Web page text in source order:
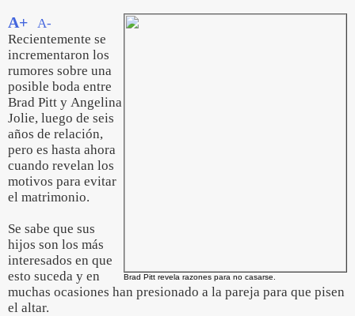
Brad Pitt revela razones para no casarse.
A+
A-
Recientemente se
incrementaron los
rumores sobre una
posible boda entre
Brad Pitt y Angelina
Jolie, luego de seis
años de relación,
pero es hasta ahora
cuando revelan los
motivos para evitar
el matrimonio.
Se sabe que sus
hijos son los más
interesados en que
esto suceda y en
muchas ocasiones han presionado a la pareja para que pisen
el altar.